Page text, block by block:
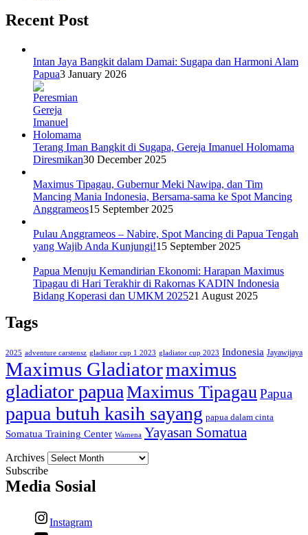
Recent Post
Intan Jaya Bangkit dalam Damai: Sugapa dan Harmoni Alam
Papua3 January 2026
Terang Iman Bangkit di Sugapa, Gereja Imanuel Holomama
Diresmikan30 December 2025
Maximus Tipagau, Gubernur Meki Nawipa, dan Tim
Mancing Mania Indonesia, Bersama-sama ke Spot Mancing
Anggrameos15 September 2025
Pulau Anggrameos – Nabire, Spot Mancing di Papua Tengah
yang Wajib Anda Kunjungi!15 September 2025
Papua Menuju Kemandirian Ekonomi: Harapan Maximus
Tipagau di Hari Terakhir di Rakornas KADIN Indonesia
Bidang Koperasi dan UMKM 202521 August 2025
Tags
2025 adventure carstensz gladiator cup 1 2023 gladiator cup 2023 Indonesia Jayawijaya
Maximus Gladiatormaximus
gladiator papuaMaximus Tipagau Papua
papua butuh kasih sayang papua dalam cinta
Somatua Training Center Wamena Yayasan Somatua
Archives
Subscribe
Media Sosial
Instagram